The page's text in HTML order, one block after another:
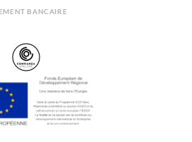
BANCAIRE